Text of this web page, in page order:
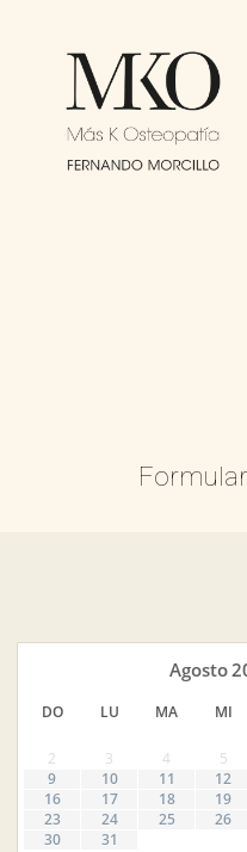
Agosto
DO LU MA MI
2
3 4 5
9
10 11 12
16
17 18 19
23
24 25 26
30
31